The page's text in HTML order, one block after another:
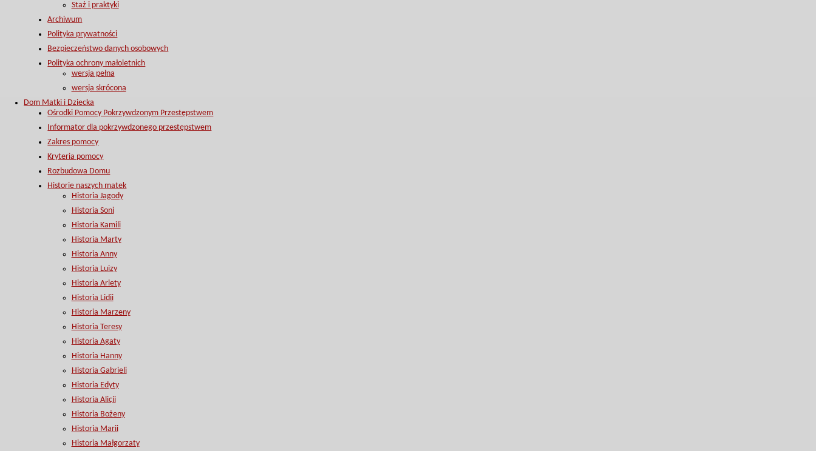
Staż i praktyki
Archiwum
Polityka prywatności
Bezpieczeństwo danych osobowych
Polityka ochrony małoletnich
wersja pełna
wersja skrócona
Dom Matki i Dziecka
Ośrodki Pomocy Pokrzywdzonym Przestępstwem
Informator dla pokrzywdzonego przestępstwem
Zakres pomocy
Kryteria pomocy
Rozbudowa Domu
Historie naszych matek
Historia Jagody
Historia Soni
Historia Kamili
Historia Marty
Historia Anny
Historia Luizy
Historia Arlety
Historia Lidii
Historia Marzeny
Historia Teresy
Historia Agaty
Historia Hanny
Historia Gabrieli
Historia Edyty
Historia Alicji
Historia Bożeny
Historia Marii
Historia Małgorzaty